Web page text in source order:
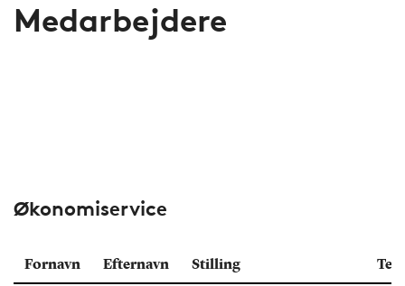
Medarbejdere
Økonomiservice
Fornavn Efternavn Stilling